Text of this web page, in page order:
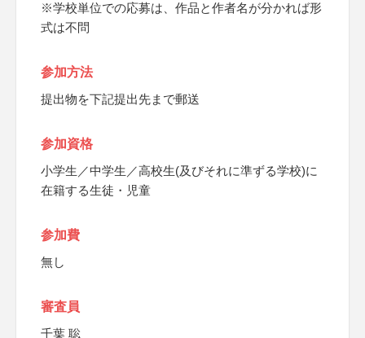
※学校単位での応募は、作品と作者名が分かれば形
式は不問
参加方法
提出物を下記提出先まで郵送
参加資格
小学生／中学生／高校生(及びそれに準ずる学校)に
在籍する生徒・児童
参加費
無し
審査員
千葉 聡